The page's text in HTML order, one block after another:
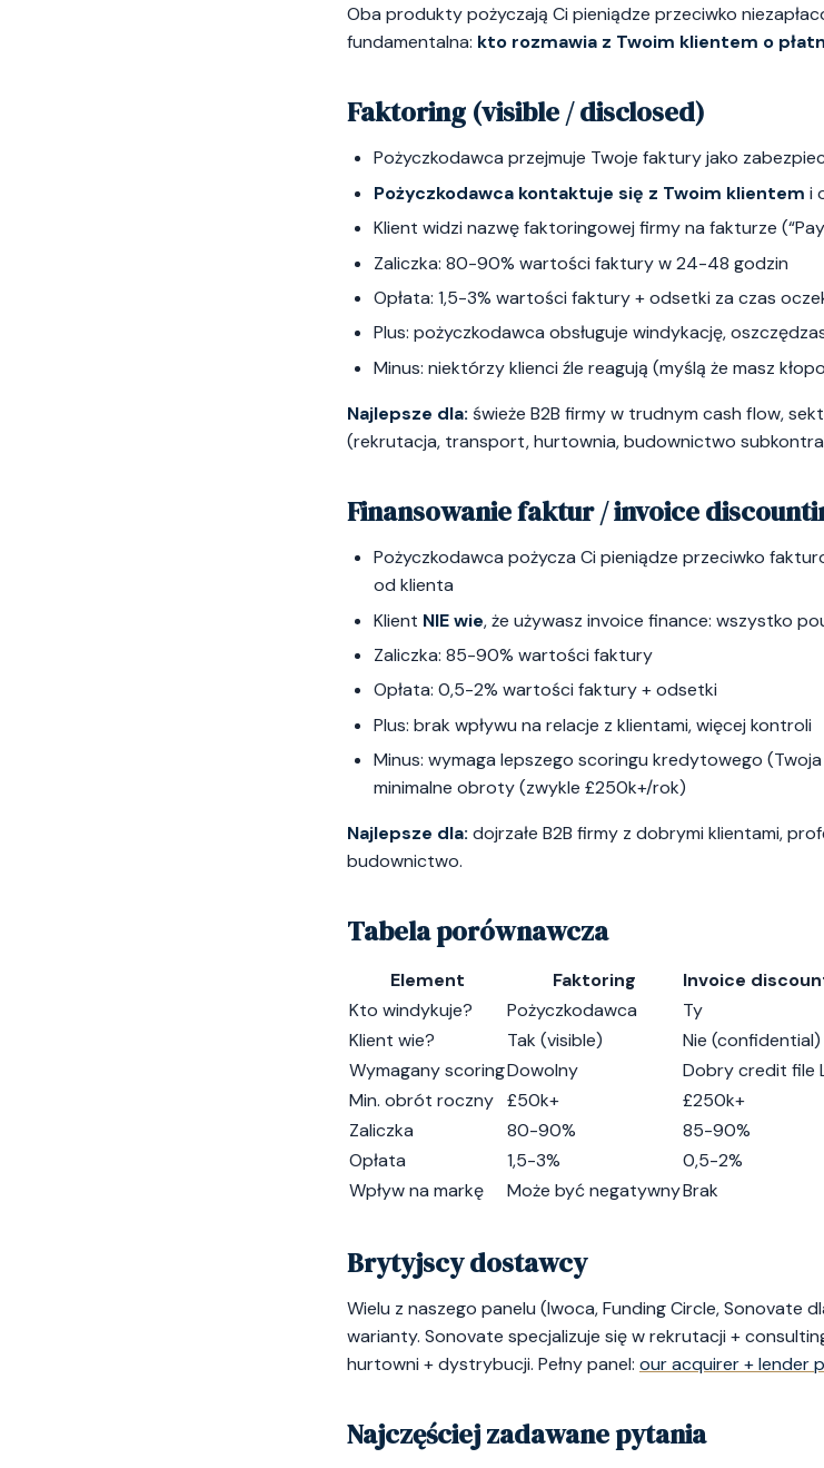
Oba produkty pożyczają Ci pieniądze przeciwko
fundamentalna: kto rozmawia z Twoim klientem o
Faktoring (visible / disclosed)
Pożyczkodawca przejmuje Twoje faktury jako
Pożyczkodawca kontaktuje się z Twoim klientem i
Klient widzi nazwę faktoringowej firmy na fakturze
Zaliczka: 80-90% wartości faktury w 24-48 godzin
Opłata: 1,5-3% wartości faktury + odsetki za czas
Plus: pożyczkodawca obsługuje windykację,
Minus: niektórzy klienci źle reagują (myślą że masz
Najlepsze dla: świeże B2B firmy w trudnym cash flow,
(rekrutacja, transport, hurtownia, budownictwo
Finansowanie faktur / invoice
Pożyczkodawca pożycza Ci pieniądze przeciwko
od klienta
Klient NIE wie, że używasz invoice finance: wszystko
Zaliczka: 85-90% wartości faktury
Opłata: 0,5-2% wartości faktury + odsetki
Plus: brak wpływu na relacje z klientami, więcej kontroli
Minus: wymaga lepszego scoringu kredytowego
minimalne obroty (zwykle £250k+/rok)
Najlepsze dla: dojrzałe B2B firmy z dobrymi klientami,
budownictwo.
Tabela porównawcza
Element Faktoring
Invoice
Kto windykuje?
Pożyczkodawca
Ty
Klient wie?
Tak (visible)
Nie (confidential)
Wymagany scoringDowolny
Dobry credit file
Min. obrót roczny £50k+
£250k+
Zaliczka
80-90%
85-90%
Opłata
1,5-3%
0,5-2%
Wpływ na markę
Może być negatywnyBrak
Brytyjscy dostawcy
Wielu z naszego panelu (Iwoca, Funding Circle, Sonovate
warianty. Sonovate specjalizuje się w rekrutacji +
hurtowni + dystrybucji. Pełny panel: our acquirer + lender
Najczęściej zadawane pytania